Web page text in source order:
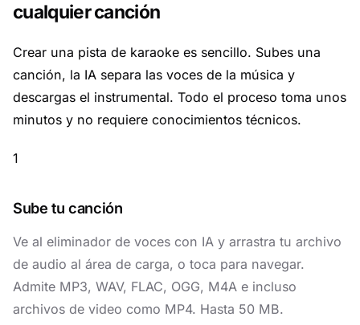
cualquier canción
Crear una pista de karaoke es sencillo. Subes una
canción, la IA separa las voces de la música y
descargas el instrumental. Todo el proceso toma unos
minutos y no requiere conocimientos técnicos.
1
Sube tu canción
Ve al eliminador de voces con IA y arrastra tu archivo
de audio al área de carga, o toca para navegar.
Admite MP3, WAV, FLAC, OGG, M4A e incluso
archivos de video como MP4. Hasta 50 MB.